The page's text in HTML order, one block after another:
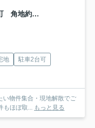
【建築条件無し土地】前橋市龍蔵寺町 角地約61坪、解体更地渡し、確定測量後渡し
地
駐車2台可
い物件集合・現地解散でご
もほぼ取... もっと見る